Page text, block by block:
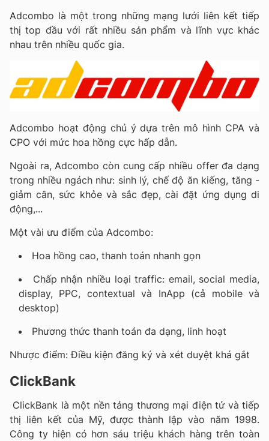
Adcombo là một trong những mạng lưới liên kết tiếp
thị top đầu với rất nhiều sản phẩm và lĩnh vực khác
nhau trên nhiều quốc gia.
Adcombo hoạt động chủ ý dựa trên mô hình CPA và
CPO với mức hoa hồng cực hấp dẫn.
Ngoài ra, Adcombo còn cung cấp nhiều offer đa dạng
trong nhiều ngách như: sinh lý, chế độ ăn kiếng, tăng -
giảm cân, sức khỏe và sắc đẹp, cài đặt ứng dụng di
động,...
Một vài ưu điểm của Adcombo:
Hoa hồng cao, thanh toán nhanh gọn
Chấp nhận nhiều loại traffic: email, social media,
display, PPC, contextual và InApp (cả mobile và
desktop)
Phương thức thanh toán đa dạng, linh hoạt
Nhược điểm: Điều kiện đăng ký và xét duyệt khá gắt
ClickBank
ClickBank là một nền tảng thương mại điện tử và tiếp
thị liên kết của Mỹ, được thành lập vào năm 1998.
Công ty hiện có hơn sáu triệu khách hàng trên toàn